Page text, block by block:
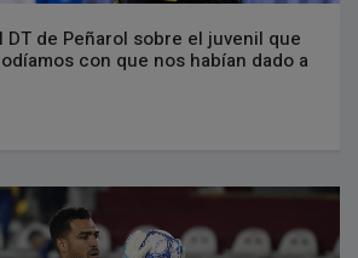
DT de Peñarol sobre el juvenil que
con que nos habían dado a